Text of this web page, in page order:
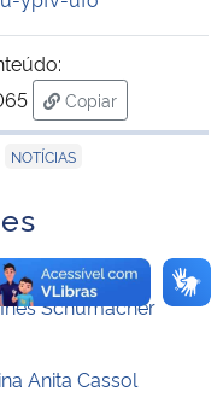
Copiar
para área de
NOTÍCIAS
Schumacher
Anita Cassol